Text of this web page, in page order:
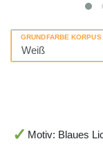
GRUNDFARBE KORPUS
Motiv: Blaues